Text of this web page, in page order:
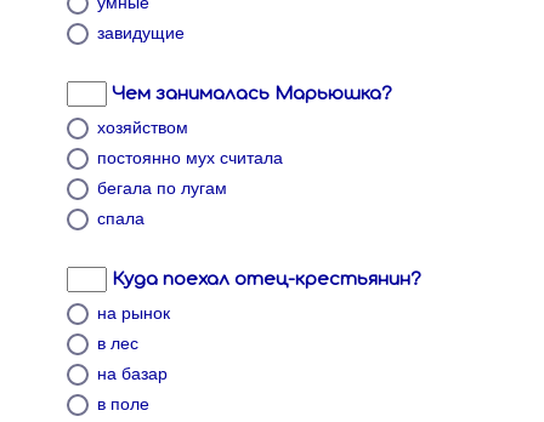
завидущие
Чем занималась Марьюшка?
хозяйством
постоянно мух считала
бегала по лугам
спала
Куда поехал отец-крестьянин?
на рынок
в лес
на базар
в поле